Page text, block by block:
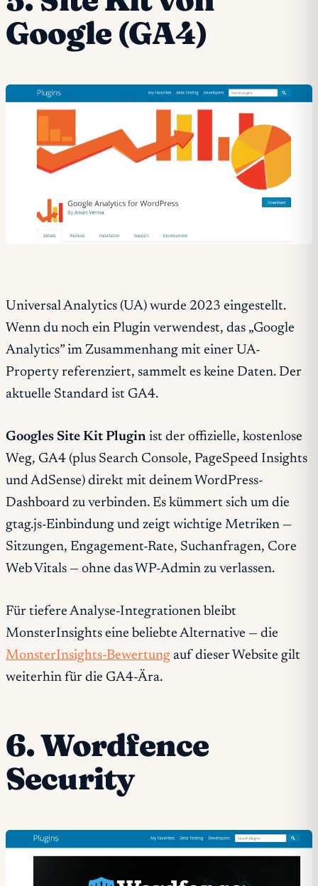
Google (GA4)
Universal Analytics (UA) wurde 2023 eingestellt.
Wenn du noch ein Plugin verwendest, das „Google
Analytics” im Zusammenhang mit einer UA-
Property referenziert, sammelt es keine Daten. Der
aktuelle Standard ist GA4.
Googles Site Kit Plugin ist der offizielle, kostenlose
Weg, GA4 (plus Search Console, PageSpeed Insights
und AdSense) direkt mit deinem WordPress-
Dashboard zu verbinden. Es kümmert sich um die
gtag.js-Einbindung und zeigt wichtige Metriken —
Sitzungen, Engagement-Rate, Suchanfragen, Core
Web Vitals — ohne das WP-Admin zu verlassen.
Für tiefere Analyse-Integrationen bleibt
MonsterInsights eine beliebte Alternative — die
MonsterInsights-Bewertung auf dieser Website gilt
weiterhin für die GA4-Ära.
6. Wordfence
Security